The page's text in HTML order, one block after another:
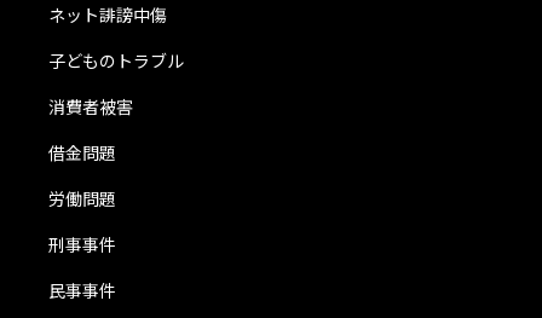
ネット誹謗中傷
子どものトラブル
消費者被害
借金問題
労働問題
刑事事件
民事事件